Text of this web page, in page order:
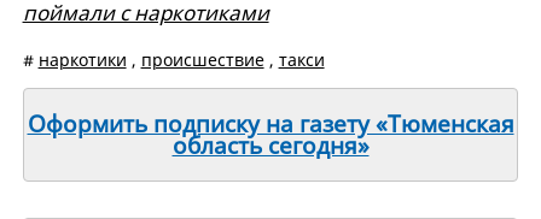
поймали с наркотиками
# наркотики , происшествие, такси
Оформить подписку на газету «Тюменская
область сегодня»